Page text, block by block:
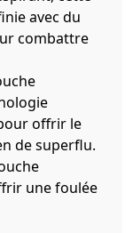
avec du
combattre
offrir le
de superflu.
une foulée